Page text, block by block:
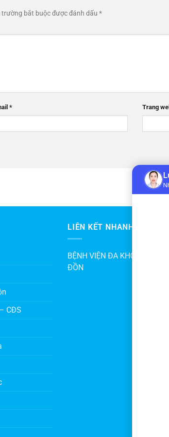
trường bắt buộc được đánh dấu *
* Trang
CĐS
LIÊN KẾT NHANH
BỆNH VIỆN ĐA KHOA KHU
ĐỒN